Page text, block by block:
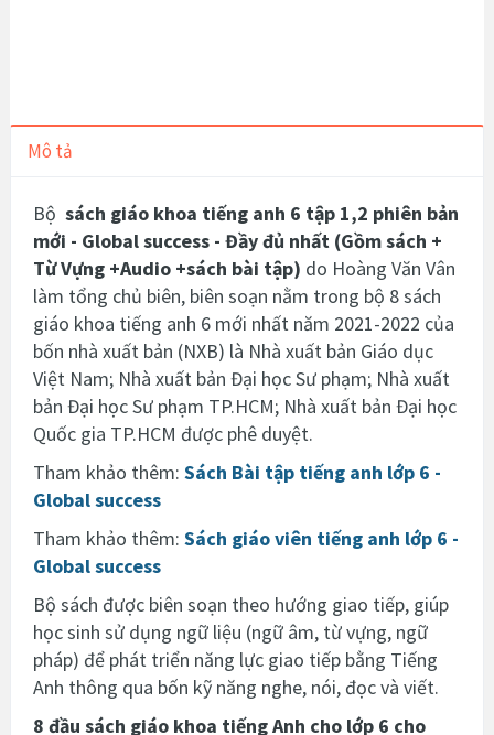
Mô tả
Bộ sách giáo khoa tiếng anh 6 tập 1,2 phiên bản
mới - Global success - Đầy đủ nhất (Gồm sách +
Từ Vựng +Audio +sách bài tập) do Hoàng Văn Vân
làm tổng chủ biên, biên soạn nằm trong bộ 8 sách
giáo khoa tiếng anh 6 mới nhất năm 2021-2022 của
bốn nhà xuất bản (NXB) là Nhà xuất bản Giáo dục
Việt Nam; Nhà xuất bản Đại học Sư phạm; Nhà xuất
bản Đại học Sư phạm TP.HCM; Nhà xuất bản Đại học
Quốc gia TP.HCM được phê duyệt.
Tham khảo thêm: Sách Bài tập tiếng anh lớp 6 -
Global success
Tham khảo thêm: Sách giáo viên tiếng anh lớp 6 -
Global success
Bộ sách được biên soạn theo hướng giao tiếp, giúp
học sinh sử dụng ngữ liệu (ngữ âm, từ vựng, ngữ
pháp) để phát triển năng lực giao tiếp bằng Tiếng
Anh thông qua bốn kỹ năng nghe, nói, đọc và viết.
8 đầu sách giáo khoa tiếng Anh cho lớp 6 cho